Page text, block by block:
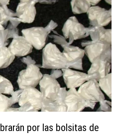
por las bolsitas de